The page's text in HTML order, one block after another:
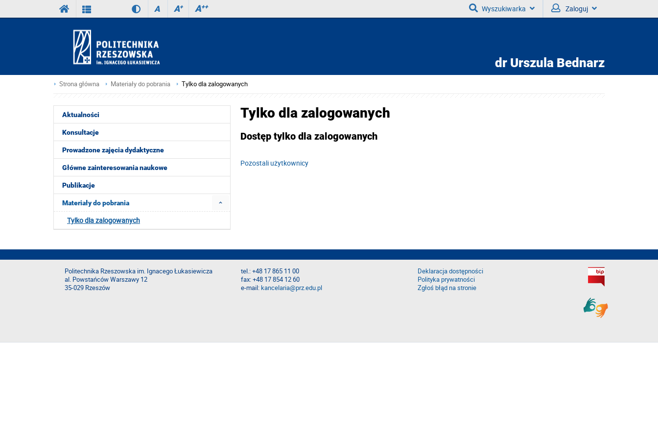
A A+ A++ Wyszukiwarka Zaloguj
dr Urszula Bednarz
Strona główna Materiały do pobrania Tylko dla zalogowanych
Aktualności
Konsultacje
Prowadzone zajęcia dydaktyczne
Główne zainteresowania naukowe
Publikacje
Materiały do pobrania
Tylko dla zalogowanych
Tylko dla zalogowanych
Dostęp tylko dla zalogowanych
Pozostali użytkownicy
Politechnika Rzeszowska im. Ignacego Łukasiewicza
al. Powstańców Warszawy 12
35-029 Rzeszów
tel.: +48 17 865 11 00
fax: +48 17 854 12 60
e-mail:kancelaria@prz.edu.pl
Deklaracja dostępności
Polityka prywatności
Zgłoś błąd na stronie